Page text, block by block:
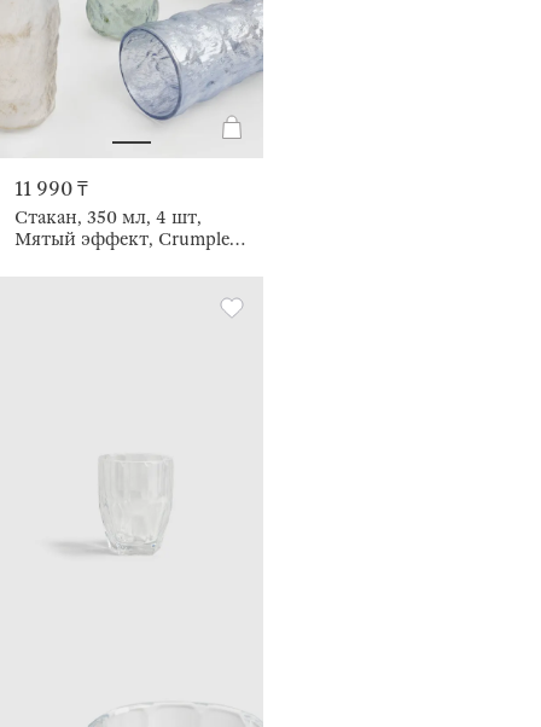
11 990 ₸
Стакан, 350 мл, 4 шт,
Мятый эффект, Crumple